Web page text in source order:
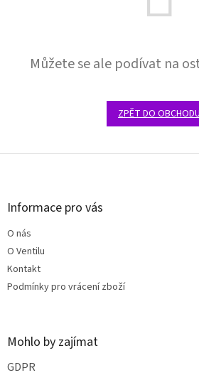
Můžete se ale podívat na
ZPĚT DO OBCHODU
Z
Informace pro vás
O nás
O Ventilu
Kontakt
Podmínky pro vrácení zboží
Mohlo by zajímat
GDPR